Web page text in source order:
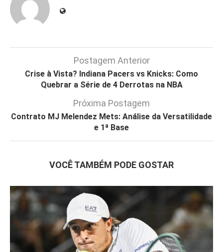
Postagem Anterior
Crise à Vista? Indiana Pacers vs Knicks: Como
Quebrar a Série de 4 Derrotas na NBA
Próxima Postagem
Contrato MJ Melendez Mets: Análise da Versatilidade
e 1ª Base
VOCÊ TAMBÉM PODE GOSTAR